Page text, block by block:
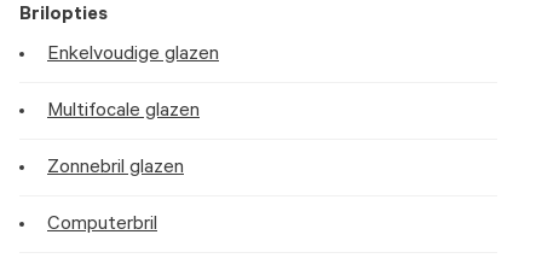
Brilopties
Enkelvoudige glazen
Multifocale glazen
Zonnebril glazen
Computerbril